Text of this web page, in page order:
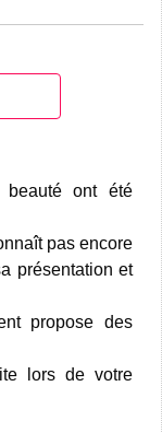
beauté ont été
pas encore
présentation et
propose des
lors de votre